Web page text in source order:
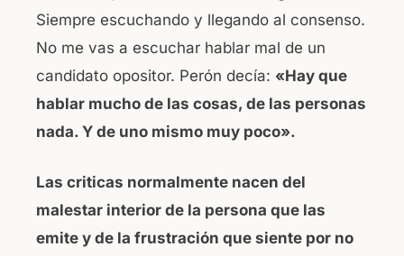
Siempre escuchando y llegando al consenso.
No me vas a escuchar hablar mal de un
candidato opositor. Perón decía: «Hay que
hablar mucho de las cosas, de las personas
nada. Y de uno mismo muy poco».
Las criticas normalmente nacen del
malestar interior de la persona que las
emite y de la frustración que siente por no